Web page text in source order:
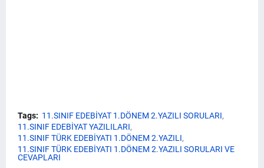
Tags: 11.SINIF EDEBİYAT 1.DÖNEM 2.YAZILI SORULARI
11.SINIF EDEBİYAT YAZILILARI
11.SINIF TÜRK EDEBİYATI 1.DÖNEM 2.YAZILI
11.SINIF TÜRK EDEBİYATI 1.DÖNEM 2.YAZILI SORULARI VE
CEVAPLARI